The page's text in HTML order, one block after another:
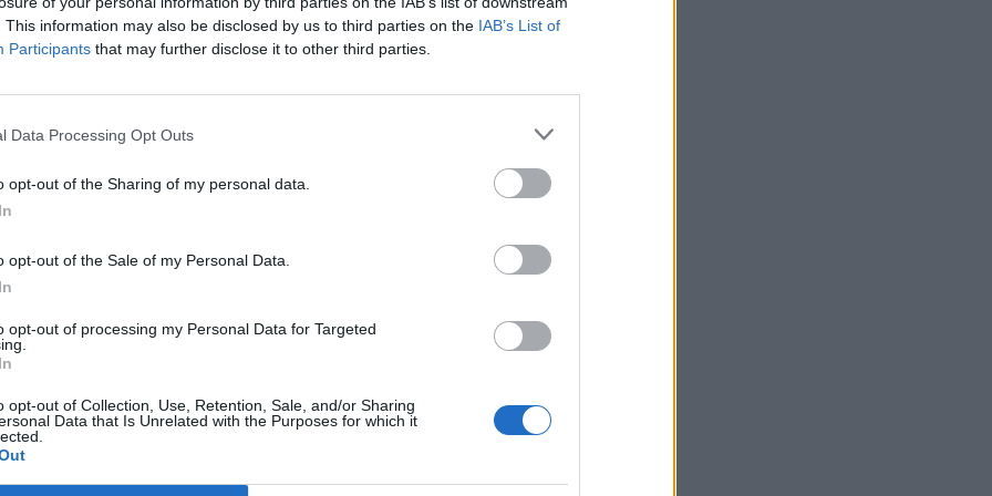
This information may also be disclosed by us to third parties on the IAB’s List of
Participants that may further disclose it to other third parties.
Data Processing Opt Outs
opt-out of the Sharing of my personal data.
opt-out of the Sale of my Personal Data.
opt-out of processing my Personal Data for Targeted
opt-out of Collection, Use, Retention, Sale, and/or Sharing
Data that Is Unrelated with the Purposes for which it
megítélése szerint a következő két évben is csak visszafogott ütemben
az inflációs kockázatok középtávon számottevően mérséklődtek. A
és az indirektadó-emelések hatásának lecsengésével...
portfolio.hu hírarchívumához tartozik, melynek olvasása előfizetéses
cikkarchívum
elmúlt 2 év napon belüli
Előfizetés